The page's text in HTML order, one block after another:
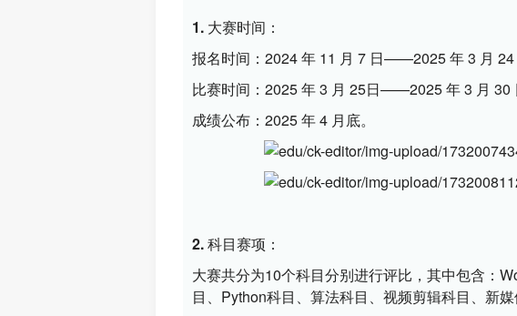
1. 大赛时间：
报名时间：2024 年 11 月 7 日——2025 年 3 月 24
比赛时间：2025 年 3 月 25日——2025 年 3 月 30
成绩公布：2025 年 4 月底。
2. 科目赛项：
大赛共分为10个科目分别进行评比，其中包含：
目、Python科目、算法科目、视频剪辑科目、新